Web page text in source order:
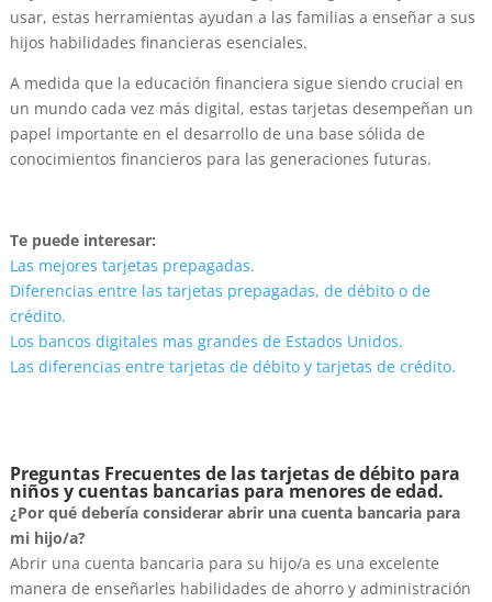
usar, estas herramientas ayudan a las familias a enseñar a sus
hijos habilidades financieras esenciales.
A medida que la educación financiera sigue siendo crucial en
un mundo cada vez más digital, estas tarjetas desempeñan un
papel importante en el desarrollo de una base sólida de
conocimientos financieros para las generaciones futuras.
Te puede interesar:
Las mejores tarjetas prepagadas.
Diferencias entre las tarjetas prepagadas, de débito o de
crédito.
Los bancos digitales mas grandes de Estados Unidos.
Las diferencias entre tarjetas de débito y tarjetas de crédito.
Preguntas Frecuentes de las tarjetas de débito para
niños y cuentas bancarias para menores de edad.
¿Por qué debería considerar abrir una cuenta bancaria para
mi hijo/a?
Abrir una cuenta bancaria para su hijo/a es una excelente
manera de enseñarles habilidades de ahorro y administración